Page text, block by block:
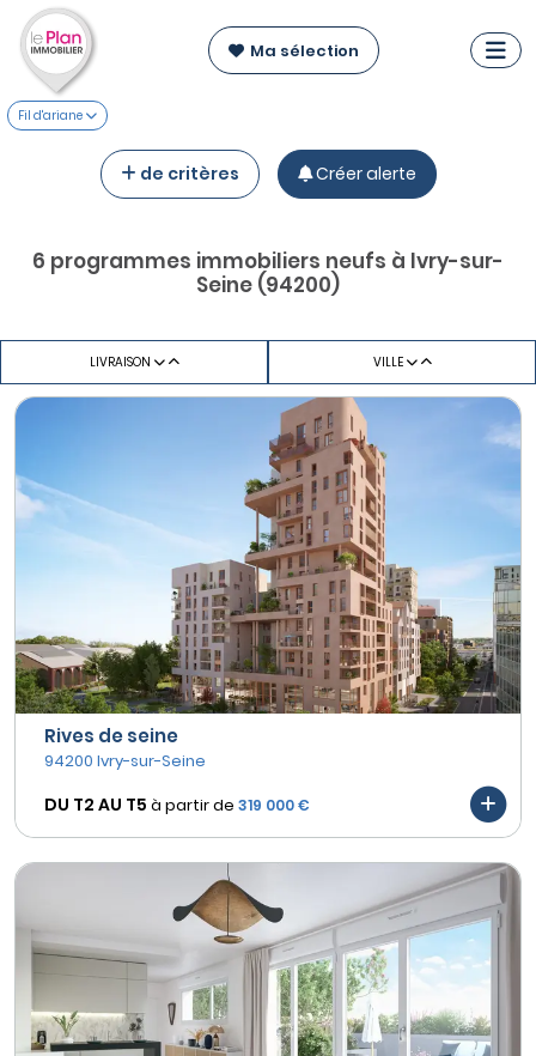
Ma sélection
Fil d'ariane
de critères Créer alerte
6 programmes immobiliers neufs à Ivry-sur-
Seine (94200)
LIVRAISON VILLE
Rives de seine
94200 Ivry-sur-Seine
DU T2 AU T5 à partir de 319 000 €